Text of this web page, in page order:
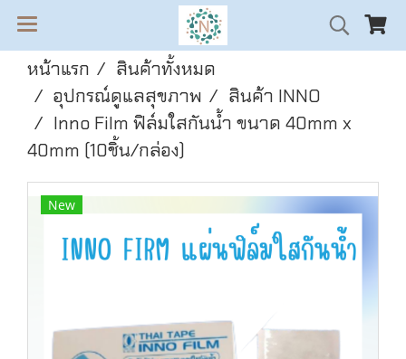
หน้าแรก
สินค้าทั้งหมด
อุปกรณ์ดูแลสุขภาพ
สินค้า INNO
Inno Film ฟิล์มใสกันน้ำ ขนาด 40mm x
40mm (10ชิ้น/กล่อง)
New